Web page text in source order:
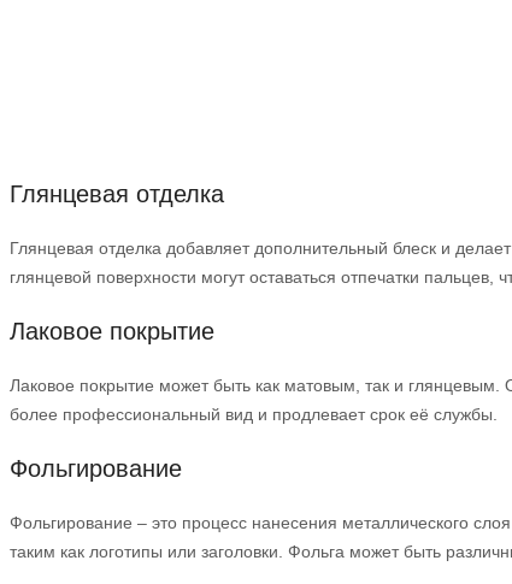
Глянцевая отделка
Глянцевая отделка добавляет дополнительный блеск и
глянцевой поверхности могут оставаться отпечатки пальцев,
Лаковое покрытие
Лаковое покрытие может быть как матовым, так и
более профессиональный вид и продлевает срок её службы.
Фольгирование
Фольгирование – это процесс нанесения металлического
таким как логотипы или заголовки. Фольга может быть